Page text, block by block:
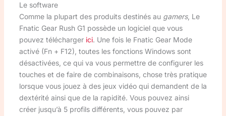
Le software
Comme la plupart des produits destinés au gamers, Le
Fnatic Gear Rush G1 possède un logiciel que vous
pouvez télécharger ici. Une fois le Fnatic Gear Mode
activé (Fn + F12), toutes les fonctions Windows sont
désactivées, ce qui va vous permettre de configurer les
touches et de faire de combinaisons, chose très pratique
lorsque vous jouez à des jeux vidéo qui demandent de la
dextérité ainsi que de la rapidité. Vous pouvez ainsi
créer jusqu’à 5 profils différents, vous pouvez par